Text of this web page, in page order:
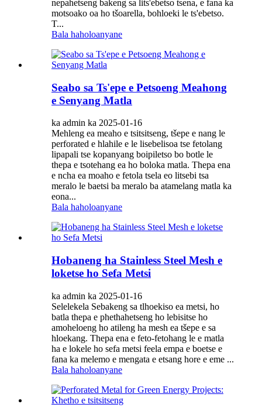
nepahetseng bakeng sa lits'ebetso tsena, e fana ka
motsoako oa ho tšoarella, bohloeki le ts'ebetso.
T...
Bala haholoanyane
Seabo sa Ts'epe e Petsoeng Meahong
e Senyang Matla
ka admin ka 2025-01-16
Mehleng ea meaho e tsitsitseng, tšepe e nang le
perforated e hlahile e le lisebelisoa tse fetolang
lipapali tse kopanyang boipiletso bo botle le
thepa e tsotehang ea ho boloka matla. Thepa ena
e ncha ea moaho e fetola tsela eo litsebi tsa
meralo le baetsi ba meralo ba atamelang matla ka
eona...
Bala haholoanyane
Hobaneng ha Stainless Steel Mesh e
loketse ho Sefa Metsi
ka admin ka 2025-01-16
Selelekela Sebakeng sa tlhoekiso ea metsi, ho
batla thepa e phethahetseng ho lebisitse ho
amoheloeng ho atileng ha mesh ea tšepe e sa
hloekang. Thepa ena e feto-fetohang le e matla
ha e lokele ho sefa metsi feela empa e boetse e
fana ka melemo e mengata e etsang hore e eme ...
Bala haholoanyane